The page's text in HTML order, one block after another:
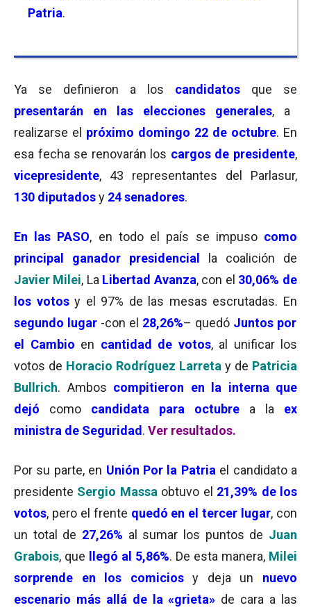
Patria.
Ya se definieron a los candidatos que se
presentarán en las elecciones generales, a
realizarse el próximo domingo 22 de octubre. En
esa fecha se renovarán los cargos de presidente,
vicepresidente, 43 representantes del Parlasur,
130 diputadosy 24 senadores.
En las PASO, en todo el país se impuso como
principal ganador presidencial
la coalición de
Javier Milei, La Libertad Avanza, con el 30,06% de
los votosy el 97% de las mesas escrutadas. En
segundo lugar -con el 28,26%– quedó Juntos por
el Cambio en cantidad de votos, al unificar los
votos de Horacio Rodríguez Larreta y de Patricia
Bullrich. Ambos compitieron en la interna que
dejó como candidata para octubre a la ex
ministra de Seguridad . Ver resultados.
Por su parte, en Unión Por la Patria el candidato a
presidente Sergio Massa obtuvo el 21,39% de los
votos, pero el frente quedó en el tercer lugar, con
un total de 27,26% al sumar los puntos de Juan
Grabois, que llegó al 5,86%. De esta manera, Milei
sorprende en los comiciosy deja un nuevo
escenario más allá de la «grieta» de cara a las